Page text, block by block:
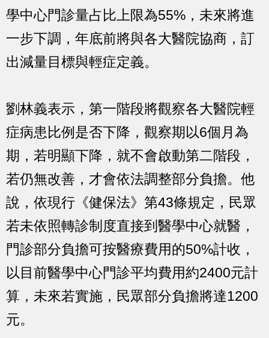
學中心門診量占比上限為55%，未來將進
一步下調，年底前將與各大醫院協商，訂
出減量目標與輕症定義。
劉林義表示，第一階段將觀察各大醫院輕
症病患比例是否下降，觀察期以6個月為
期，若明顯下降，就不會啟動第二階段，
若仍無改善，才會依法調整部分負擔。他
說，依現行《健保法》第43條規定，民眾
若未依照轉診制度直接到醫學中心就醫，
門診部分負擔可按醫療費用的50%計收，
以目前醫學中心門診平均費用約2400元計
算，未來若實施，民眾部分負擔將達1200
元。